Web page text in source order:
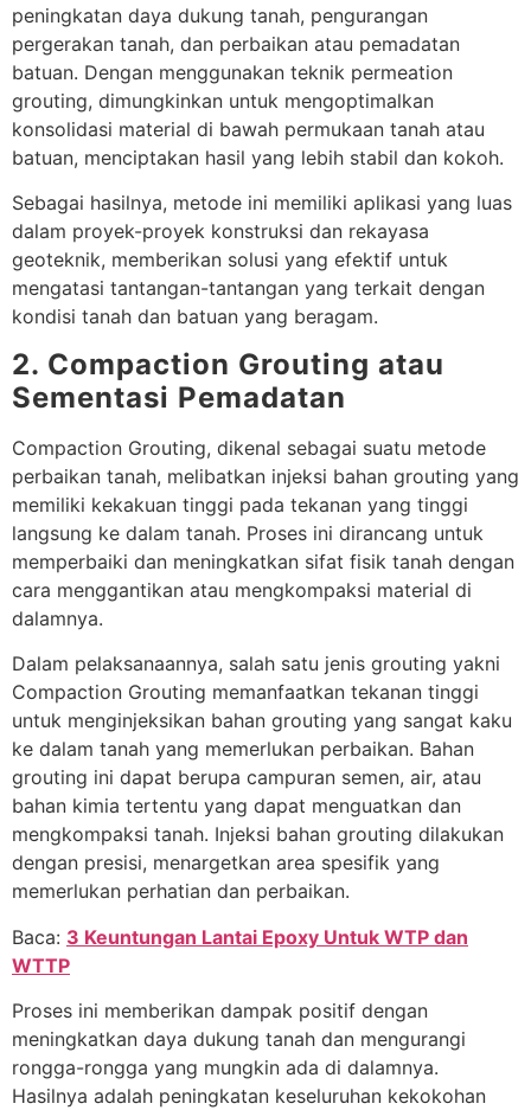
peningkatan daya dukung tanah, pengurangan
pergerakan tanah, dan perbaikan atau pemadatan
batuan. Dengan menggunakan teknik permeation
grouting, dimungkinkan untuk mengoptimalkan
konsolidasi material di bawah permukaan tanah atau
batuan, menciptakan hasil yang lebih stabil dan kokoh.
Sebagai hasilnya, metode ini memiliki aplikasi yang luas
dalam proyek-proyek konstruksi dan rekayasa
geoteknik, memberikan solusi yang efektif untuk
mengatasi tantangan-tantangan yang terkait dengan
kondisi tanah dan batuan yang beragam.
2. Compaction Grouting atau
Sementasi Pemadatan
Compaction Grouting, dikenal sebagai suatu metode
perbaikan tanah, melibatkan injeksi bahan grouting yang
memiliki kekakuan tinggi pada tekanan yang tinggi
langsung ke dalam tanah. Proses ini dirancang untuk
memperbaiki dan meningkatkan sifat fisik tanah dengan
cara menggantikan atau mengkompaksi material di
dalamnya.
Dalam pelaksanaannya, salah satu jenis grouting yakni
Compaction Grouting memanfaatkan tekanan tinggi
untuk menginjeksikan bahan grouting yang sangat kaku
ke dalam tanah yang memerlukan perbaikan. Bahan
grouting ini dapat berupa campuran semen, air, atau
bahan kimia tertentu yang dapat menguatkan dan
mengkompaksi tanah. Injeksi bahan grouting dilakukan
dengan presisi, menargetkan area spesifik yang
memerlukan perhatian dan perbaikan.
Baca: 3 Keuntungan Lantai Epoxy Untuk WTP dan
WTTP
Proses ini memberikan dampak positif dengan
meningkatkan daya dukung tanah dan mengurangi
rongga-rongga yang mungkin ada di dalamnya.
Hasilnya adalah peningkatan keseluruhan kekokohan